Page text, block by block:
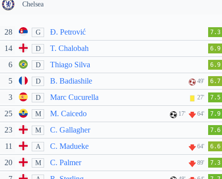
Chelsea
28 G Đ. Petrović 7.3
14 D T. Chalobah 6.9
6 D Thiago Silva 6.9
5 D B. Badiashile 49' 6.7
3 D Marc Cucurella 27' 7.5
25 M M. Caicedo 17' 64' 7.9
23 M C. Gallagher 7.6
11 A C. Madueke 64' 6.6
20 M C. Palmer 89' 7.3